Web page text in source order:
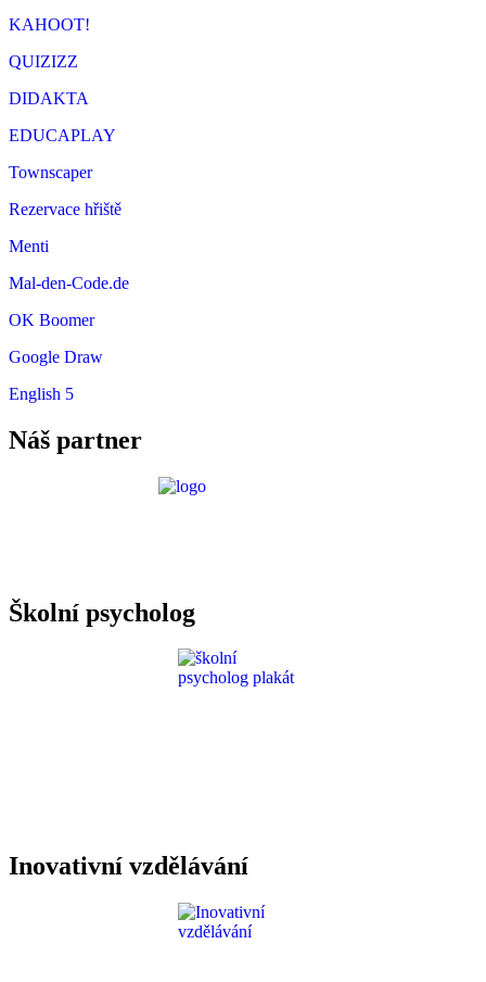
KAHOOT!
QUIZIZZ
DIDAKTA
EDUCAPLAY
Townscaper
Rezervace hřiště
Menti
Mal-den-Code.de
OK Boomer
Google Draw
English 5
Náš partner
Školní psycholog
Inovativní vzdělávání